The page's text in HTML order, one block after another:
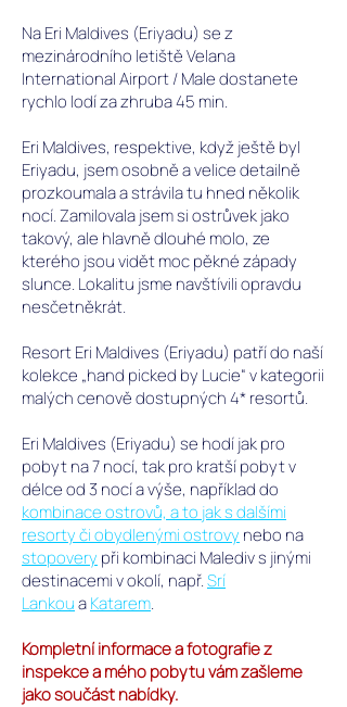
Na Eri Maldives (Eriyadu) se z
mezinárodního letiště Velana
International Airport / Male dostanete
rychlo lodí za zhruba 45 min.
Eri Maldives, respektive, když ještě byl
Eriyadu, jsem osobně a velice detailně
prozkoumala a strávila tu hned několik
nocí. Zamilovala jsem si ostrůvek jako
takový, ale hlavně dlouhé molo, ze
kterého jsou vidět moc pěkné západy
slunce. Lokalitu jsme navštívili opravdu
nesčetněkrát.
Resort Eri Maldives (Eriyadu) patří do naší
kolekce „hand picked by Lucie“ v kategorii
malých cenově dostupných 4* resortů.
Eri Maldives (Eriyadu) se hodí jak pro
pobyt na 7 nocí, tak pro kratší pobyt v
délce od 3 nocí a výše, například do
kombinace ostrovů, a to jak s dalšími
resorty či obydlenými ostrovy nebo na
stopovery při kombinaci Malediv s jinými
destinacemi v okolí, např.Srí
LankouaKatarem.
Kompletní informace a fotografie z
inspekce a mého pobytu vám zašleme
jako součást nabídky.